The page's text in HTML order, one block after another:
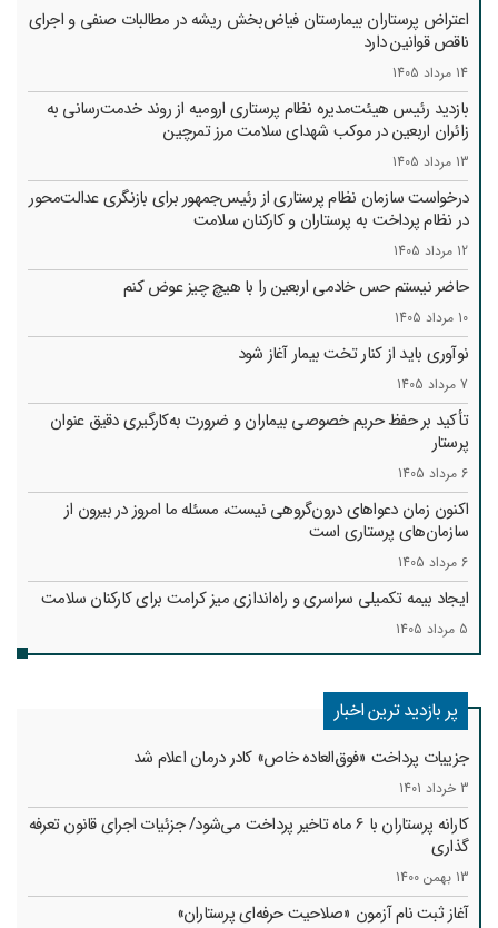
اعتراض پرستاران بیمارستان فیاض‌بخش ریشه در مطالبات صنفی و اجرای
ناقص قوانین دارد
14 مرداد 1405
بازدید رئیس هیئت‌مدیره نظام پرستاری ارومیه از روند خدمت‌رسانی به
زائران اربعین در موکب شهدای سلامت مرز تمرچین
13 مرداد 1405
درخواست سازمان نظام پرستاری از رئیس‌جمهور برای بازنگری عدالت‌محور
در نظام پرداخت به پرستاران و کارکنان سلامت
12 مرداد 1405
حاضر نیستم حس خادمی اربعین را با هیچ چیز عوض کنم
10 مرداد 1405
نوآوری باید از کنار تخت بیمار آغاز شود
7 مرداد 1405
تأکید بر حفظ حریم خصوصی بیماران و ضرورت به‌کارگیری دقیق عنوان
پرستار
6 مرداد 1405
اکنون زمان دعواهای درون‌گروهی نیست، مسئله ما امروز در بیرون از
سازمان‌های پرستاری است
6 مرداد 1405
ایجاد بیمه تکمیلی سراسری و راه‌اندازی میز کرامت برای کارکنان سلامت
5 مرداد 1405
پر بازدید ترین اخبار
جزییات پرداخت «فوق‌العاده خاص» کادر درمان اعلام شد
3 خرداد 1401
کارانه‌ پرستاران با 6 ماه تاخیر پرداخت می‌شود/ جزئیات اجرای قانون تعرفه
گذاری
13 بهمن 1400
آغاز ثبت نام آزمون «صلاحیت حرفه‌ای پرستاران»